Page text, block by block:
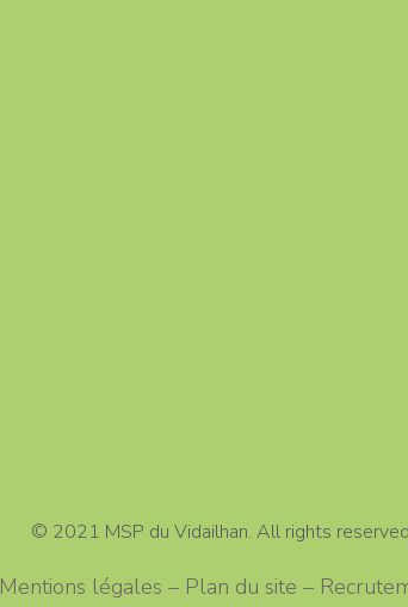
© 2021 MSP du Vidailhan. All rights
Mentions légales – Plan du site –